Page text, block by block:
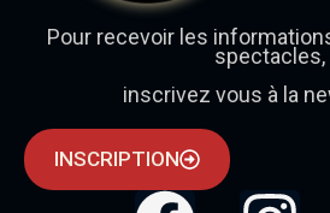
Pour recevoir les
spectacles,
inscrivez vous à la
INSCRIPTION